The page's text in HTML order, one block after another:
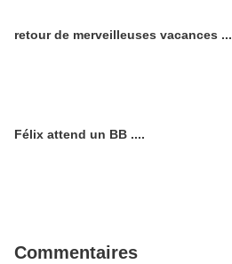
retour de merveilleuses vacances ...
Félix attend un BB ....
Commentaires